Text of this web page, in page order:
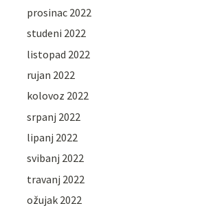
prosinac 2022
studeni 2022
listopad 2022
rujan 2022
kolovoz 2022
srpanj 2022
lipanj 2022
svibanj 2022
travanj 2022
ožujak 2022